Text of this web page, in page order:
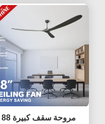
مروحة سقف كبيرة 88